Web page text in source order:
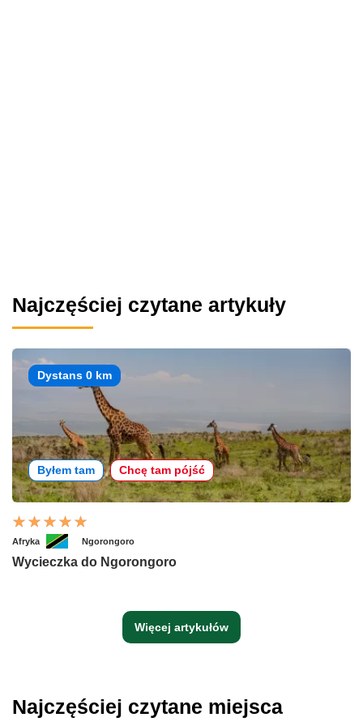
Najczęściej czytane artykuły
Dystans 0 km
Byłem tam Chcę tam pójść
Afryka Ngorongoro
Wycieczka do Ngorongoro
Więcej artykułów
Najczęściej czytane miejsca